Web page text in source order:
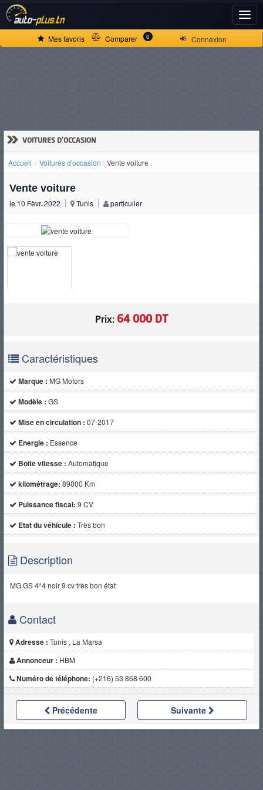
Connexion
Mes favoris Comparer 0
» VOITURES D'OCCASION
Accueil Voitures d'occasion Vente voiture
Vente voiture
le 10 Fèvr. 2022 Tunis particulier
Prix: 64 000 DT
Caractéristiques
Marque : MG Motors
Modèle : GS
Mise en circulation : 07-2017
Energie : Essence
Boite vitesse : Automatique
kilométrage: 89000 Km
Puissance fiscal: 9 CV
Etat du véhicule : Très bon
Description
MG GS 4*4 noir 9 cv très bon état
Contact
Adresse : Tunis , La Marsa
Annonceur : HBM
Numéro de téléphone: (+216) 53 868 600
Précédente Suivante
ACCUEIL
D'OCCASION
CAMIONS